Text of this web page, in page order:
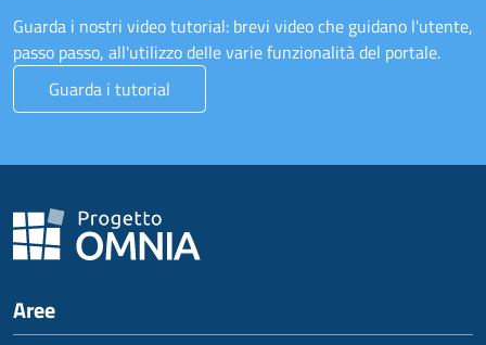
Guarda i nostri video tutorial: brevi video che guidano l'utente,
passo passo, all'utilizzo delle varie funzionalità del portale.
Guarda i tutorial
Aree